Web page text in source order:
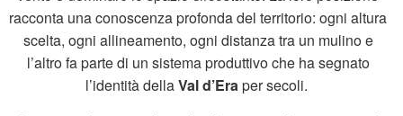
racconta una conoscenza profonda del territorio: ogni altura
scelta, ogni allineamento, ogni distanza tra un mulino e
l’altro fa parte di un sistema produttivo che ha segnato
l’identità dellaVal d’Eraper secoli.